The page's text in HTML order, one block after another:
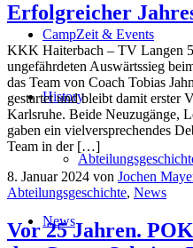
CampZeit & Events
History
News
Erfolgreicher
KKK Haiterbach – TV Langen
ungefährdeten Auswärtssieg
das Team von Coach Tobias
gestartet und bleibt damit erster
Karlsruhe. Beide Neuzugänge,
gaben ein vielversprechendes
Team in der […]
8. Januar 2024 von Jochen
Abteilungsgeschichte, News
Vor 25 Jahren.